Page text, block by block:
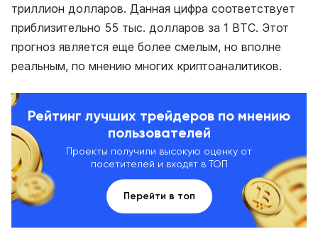
триллион долларов. Данная цифра соответствует
приблизительно 55 тыс. долларов за 1 BTC. Этот
прогноз является еще более смелым, но вполне
реальным, по мнению многих криптоаналитиков.
Рейтинг лучших трейдеров по мнению
пользователей
Проекты получили высокую оценку от
посетителей и входят в ТОП
Перейти в топ